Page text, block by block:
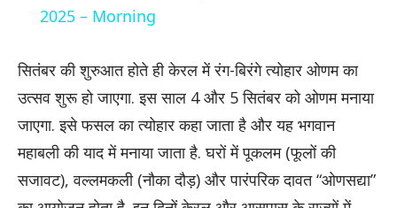
2025 – Morning
सितंबर की शुरुआत होते ही केरल में रंग-बिरंगे त्योहार ओणम का
उत्सव शुरू हो जाएगा. इस साल 4 और 5 सितंबर को ओणम मनाया
जाएगा. इसे फसल का त्योहार कहा जाता है और यह भगवान
महाबली की याद में मनाया जाता है. घरों में पूकलम (फूलों की
सजावट), वल्लमकली (नौका दौड़) और पारंपरिक दावत “ओणसद्या”